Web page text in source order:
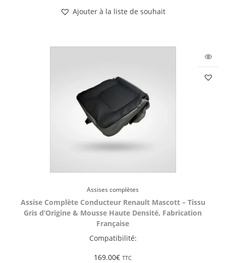
Ajouter à la liste de souhait
Assises complètes
Assise Complète Conducteur Renault Mascott – Tissu
Gris d’Origine & Mousse Haute Densité, Fabrication
Française
Compatibilité:
169.00€ TTC